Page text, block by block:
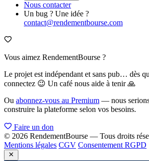
Nous contacter
Un bug ? Une idée ?
contact@rendementbourse.com
Vous aimez RendementBourse ?
Le projet est indépendant et sans pub… dès
connectez 😉 Un café nous aide à tenir 🙏
Ou abonnez-vous au Premium — nous
construire la plateforme selon vos besoins.
Faire un don
© 2026 RendementBourse — Tous droits
Mentions légales CGV Consentement RGPD